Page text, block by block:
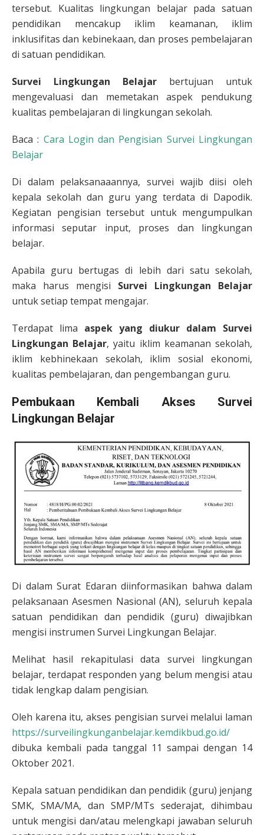
tersebut. Kualitas lingkungan belajar padasatuan
pendidikan mencakup iklim keamanan, iklim
inklusifitas dan kebinekaan,dan proses pembelajaran
di satuan pendidikan.
Survei Lingkungan Belajar bertujuan untuk
mengevaluasi dan memetakan aspek pendukung
kualitas pembelajaran di lingkungan sekolah.
Baca : Cara Login dan Pengisian Survei Lingkungan
Belajar
Di dalam pelaksanaaannya, survei wajib diisi oleh
kepala sekolah dan guru yang terdata di Dapodik.
Kegiatan pengisian tersebut untuk mengumpulkan
informasi seputar input, proses dan lingkungan
belajar.
Apabila guru bertugas di lebih dari satu sekolah,
maka harus mengisi Survei Lingkungan Belajar
untuk setiap tempat mengajar.
Terdapat lima aspek yang diukur dalam Survei
Lingkungan Belajar, yaitu iklim keamanan sekolah,
iklim kebhinekaan sekolah, iklim sosial ekonomi,
kualitas pembelajaran, dan pengembangan guru.
Pembukaan Kembali Akses Survei
Lingkungan Belajar
Di dalam Surat Edaran diinformasikan bahwa dalam
pelaksanaan Asesmen Nasional (AN), seluruh kepala
satuan pendidikan dan pendidik (guru) diwajibkan
mengisi instrumen Survei Lingkungan Belajar.
Melihat hasil rekapitulasi data survei lingkungan
belajar, terdapat responden yang belum mengisi atau
tidak lengkap dalam pengisian.
Oleh karena itu, akses pengisian survei melalui laman
https://surveilingkunganbelajar.kemdikbud.go.id/
dibuka kembali pada tanggal 11 sampai dengan 14
Oktober 2021.
Kepala satuan pendidikan dan pendidik (guru) jenjang
SMK, SMA/MA, dan SMP/MTs sederajat, dihimbau
untuk mengisi dan/atau melengkapi jawaban seluruh